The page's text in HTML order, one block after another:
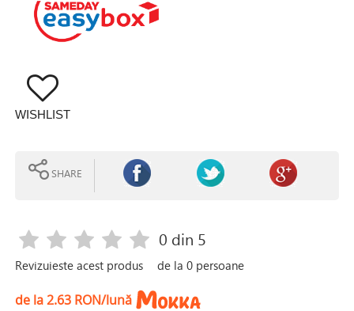
WISHLIST
SHARE
Revizuieste acest produs
0 din 5
de la0 persoane
de la 2.63 RON/lună